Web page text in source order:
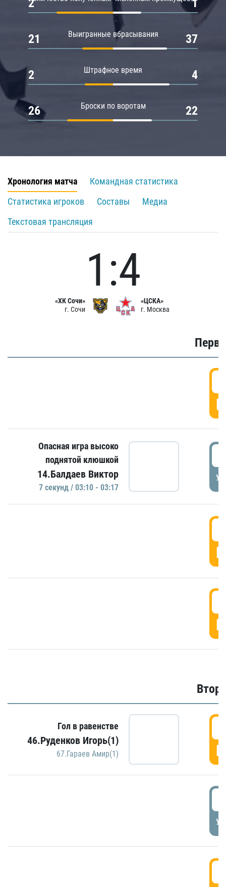
2 1
Выигранные вбрасывания
21 37
Штрафное время
2 4
Броски по воротам
26 22
Хронология матча
Командная статистика
Статистика игроков
Составы
Медиа
Текстовая трансляция
«ХК Сочи»
г. Сочи
1:4
«ЦСКА»
г. Москва
Опасная игра высоко
поднятой клюшкой
14.Балдаев Виктор
7 секунд / 03:10 - 03:17
Гол в равенстве
46.Руденков Игорь(1)
67.Гараев Амир(1)